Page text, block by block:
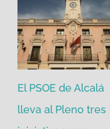
El PSOE de Alcalá
lleva al Pleno tres